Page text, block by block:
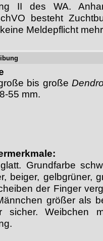
II des WA.
besteht
Meldepflicht
bis große
55 mm.
Grundfarbe
beiger, gelbgrüner,
der Finger
größer als
sicher. Weibchen